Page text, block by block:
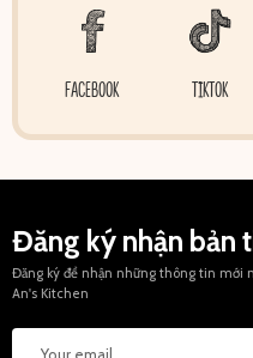
FACEBOOK TIKTOK
Đăng ký nhận bản
Đăng ký để nhận những thông tin mới
An's Kitchen